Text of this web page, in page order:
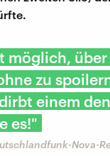
möglich, über
zu
einem
es!"
Nova-